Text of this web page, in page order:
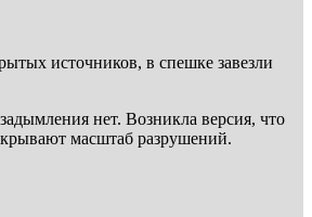
источников, в спешке завезли
нет. Возникла версия, что
масштаб разрушений.